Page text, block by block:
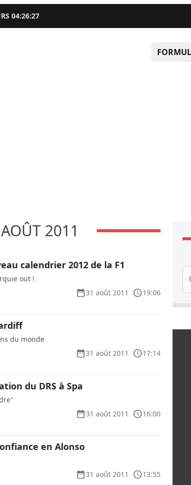
04:26:26
2011
calendrier 2012 de la F1
out !
31 août 2011
19:06
du monde
31 août 2011
17:14
du DRS à Spa
31 août 2011
16:00
en Alonso
31 août 2011
13:55